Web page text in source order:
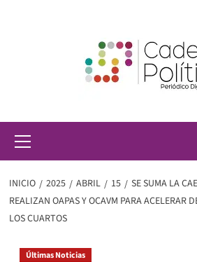
principal
INICIO 2025 ABRIL 15
SE SUMA LA
REALIZAN OAPAS Y OCAVM PARA ACELERAR
LOS CUARTOS
Últimas Noticias